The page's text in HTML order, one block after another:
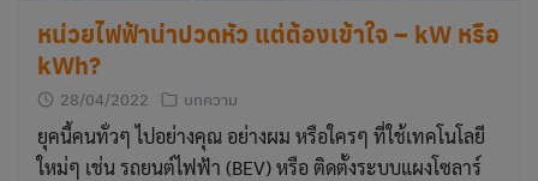
หน่วยไฟฟ้าน่าปวดหัว แต่ต้องเข้าใจ – kW หรือ
kWh?
28/04/2022 บทความ
ยุคนี้คนทั่วๆ ไปอย่างคุณ อย่างผม หรือใครๆ ที่ใช้เทคโนโลยี
ใหม่ๆ เช่น รถยนต์ไฟฟ้า (BEV) หรือ ติดตั้งระบบแผงโซลาร์